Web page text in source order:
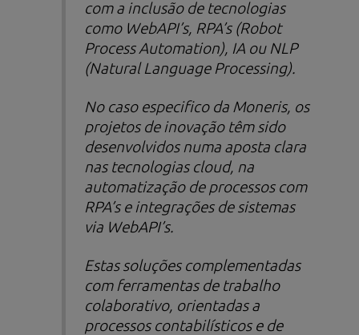
com a inclusão de tecnologias
como WebAPI’s, RPA’s (Robot
Process Automation), IA ou NLP
(Natural Language Processing).
No caso especifico da Moneris, os
projetos de inovação têm sido
desenvolvidos numa aposta clara
nas tecnologias cloud, na
automatização de processos com
RPA’s e integrações de sistemas
via WebAPI’s.
Estas soluções complementadas
com ferramentas de trabalho
colaborativo, orientadas a
processos contabilísticos e de